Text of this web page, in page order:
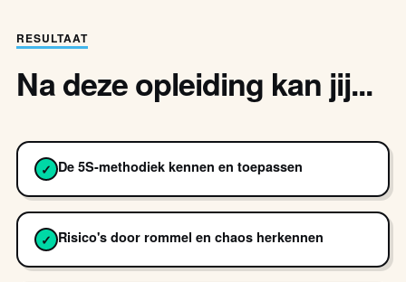
RESULTAAT
Na deze opleiding kan jij...
✓ De 5S-methodiek kennen en toepassen
✓ Risico's door rommel en chaos herkennen